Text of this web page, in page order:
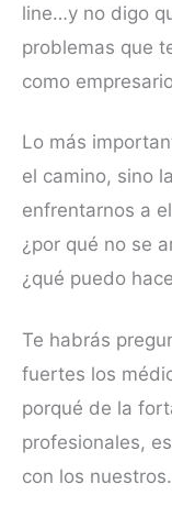
line…y no digo
problemas que
como
Lo más
el camino, sino
enfrentarnos a
¿por qué no se
¿qué puedo
Te habrás
fuertes los
porqué de la
profesionales,
con los nuestros.